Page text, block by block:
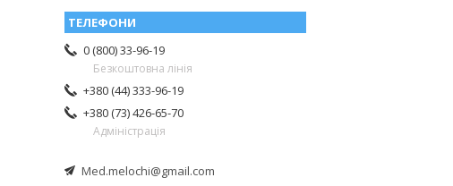
0 (800) 33-96-19
Безкоштовна лінія
+380 (44) 333-96-19
+380 (73) 426-65-70
Адміністрація
Med.melochi@gmail.com